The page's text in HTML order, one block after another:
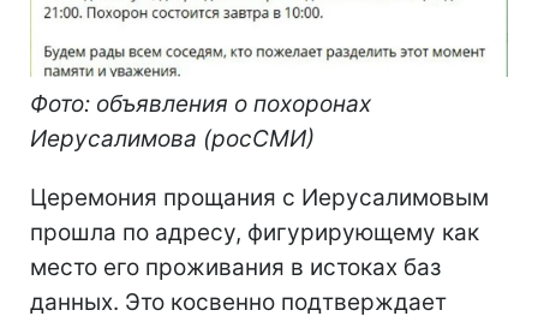
Фото: объявления о похоронах
Иерусалимова (росСМИ)
Церемония прощания с Иерусалимовым
прошла по адресу, фигурирующему как
место его проживания в истоках баз
данных. Это косвенно подтверждает